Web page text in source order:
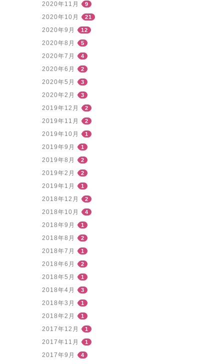
2020年11月 9
2020年10月 21
2020年9月 12
2020年8月 5
2020年7月 4
2020年6月 2
2020年5月 3
2020年2月 3
2019年12月 2
2019年11月 2
2019年10月 1
2019年9月 1
2019年8月 2
2019年2月 2
2019年1月 1
2018年12月 2
2018年10月 4
2018年9月 1
2018年8月 2
2018年7月 1
2018年6月 2
2018年5月 1
2018年4月 3
2018年3月 1
2018年2月 1
2017年12月 1
2017年11月 1
2017年9月 4